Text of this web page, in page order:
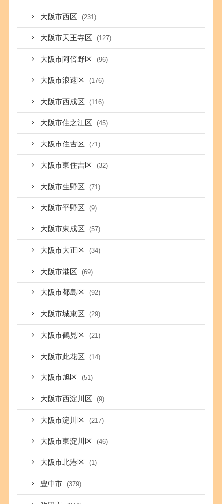
大阪市西区 (231)
大阪市天王寺区 (127)
大阪市阿倍野区 (96)
大阪市浪速区 (176)
大阪市西成区 (116)
大阪市住之江区 (45)
大阪市住吉区 (71)
大阪市東住吉区 (32)
大阪市生野区 (71)
大阪市平野区 (9)
大阪市東成区 (57)
大阪市大正区 (34)
大阪市港区 (69)
大阪市都島区 (92)
大阪市城東区 (29)
大阪市鶴見区 (21)
大阪市此花区 (14)
大阪市旭区 (51)
大阪市西淀川区 (9)
大阪市淀川区 (217)
大阪市東淀川区 (46)
大阪市北港区 (1)
豊中市 (379)